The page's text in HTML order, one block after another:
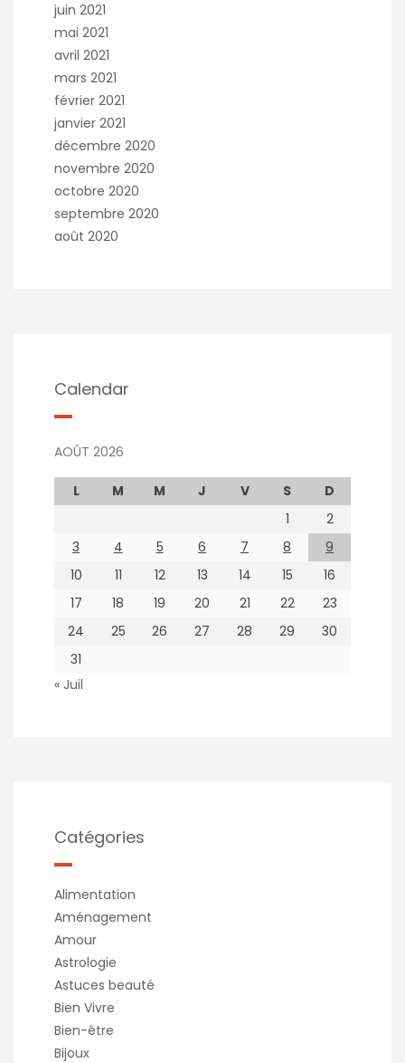
juin 2021
mai 2021
avril 2021
mars 2021
février 2021
janvier 2021
décembre 2020
novembre 2020
octobre 2020
septembre 2020
août 2020
Calendar
AOÛT 2026
L M M J V S
D
1
2
3
4 5 6 7 8
9
10
11 12 13 14 15
16
17
18 19 20 21 22
23
24
25 26 27 28 29
30
31
« Juil
Catégories
Alimentation
Aménagement
Amour
Astrologie
Astuces beauté
Bien Vivre
Bien-être
Bijoux